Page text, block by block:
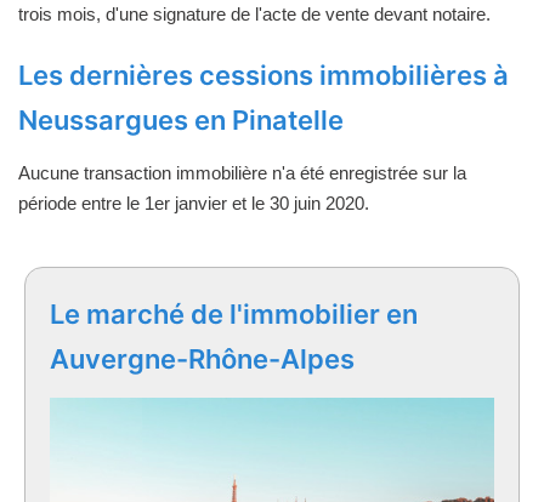
trois mois, d'une signature de l'acte de vente devant notaire.
Les dernières cessions immobilières à
Neussargues en Pinatelle
Aucune transaction immobilière n'a été enregistrée sur la
période entre le 1er janvier et le 30 juin 2020.
Le marché de l'immobilier en
Auvergne-Rhône-Alpes